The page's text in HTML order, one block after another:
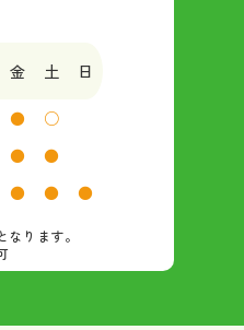
金 土 日
●
○
●
●
● ● ●
ります。